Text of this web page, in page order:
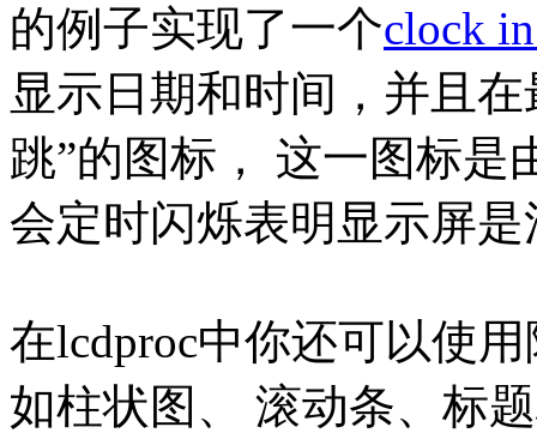
的例子实现了一个clock
显示日期和时间，并且
跳”的图标， 这一图标是
会定时闪烁表明显示屏
在lcdproc中你还可以使
如柱状图、 滚动条、标